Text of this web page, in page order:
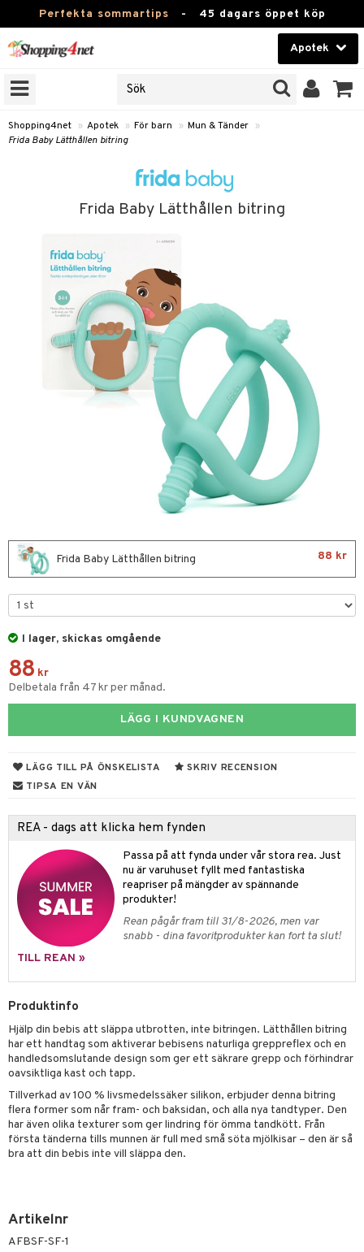
Perfekta sommartips - 45 dagars öppet köp
Apotek
Skönhet
Kontaktlinser
Hem & Inredning
Leksaker, Barn & Baby
Varumärken
Kampanjer
Shopping4net » Apotek » För barn » Mun & Tänder »
Frida Baby Lätthållen bitring
Frida Baby Lätthållen bitring
Frida Baby Lätthållen bitring 88 kr
I lager, skickas omgående
88 kr
Delbetala från 47 kr per månad.
LÄGG I KUNDVAGNEN
LÄGG TILL PÅ ÖNSKELISTA
SKRIV RECENSION
TIPSA EN VÄN
REA - dags att klicka hem fynden
Passa på att fynda under vår stora rea. Just
nu är varuhuset fyllt med fantastiska
reapriser på mängder av spännande
produkter!
Rean pågår fram till 31/8-2026, men var
snabb - dina favoritprodukter kan fort ta slut!
TILL REAN »
Produktinfo
Hjälp din bebis att släppa utbrotten, inte bitringen. Lätthållen bitring
har ett handtag som aktiverar bebisens naturliga greppreflex och en
handledsomslutande design som ger ett säkrare grepp och förhindrar
oavsiktliga kast och tapp.
Tillverkad av 100 % livsmedelssäker silikon, erbjuder denna bitring
flera former som når fram- och baksidan, och alla nya tandtyper. Den
har även olika texturer som ger lindring för ömma tandkött. Från
första tänderna tills munnen är full med små söta mjölkisar – den är så
bra att din bebis inte vill släppa den.
Artikelnr
AFBSF-SF-1
& Värk
& Mineraler
& Feber
& Heshet
& Nästäppa
Fötter
hy
hy
& Balsam
hud
Tamponger
& Tillbehör
läckage
& Klåda
i form
Blåsor
& Spray
& Stickor
Styrka
& 6
Oro
Sårvård
Stick
Tejp
& Ägglossning
& Artros
& Mineraler
svar